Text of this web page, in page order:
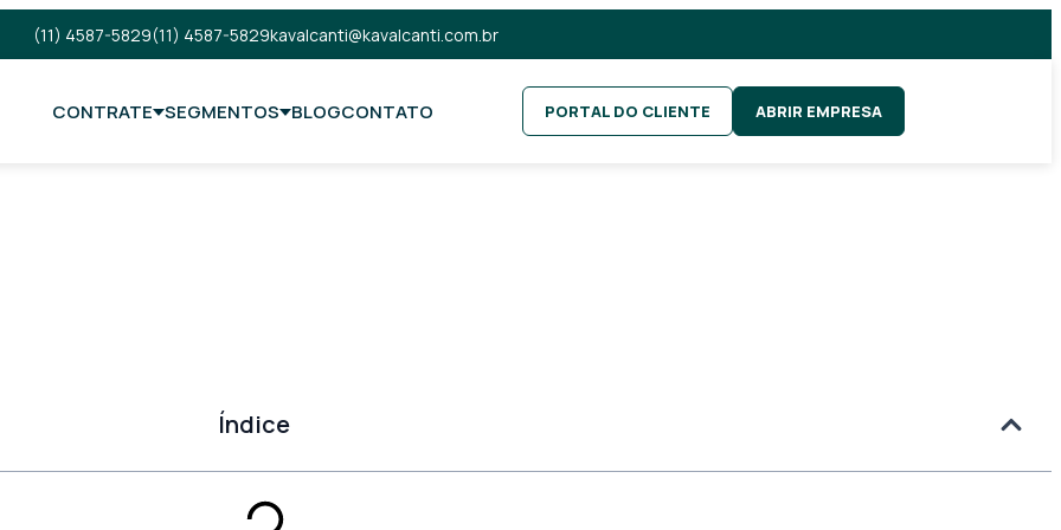
(11) 4587-5829(11) 4587-5829kavalcanti@kavalcanti.com.br
CONTRATE SEGMENTOS BLOGCONTATO PORTAL DO CLIENTE ABRIR EMPRESA
Índice